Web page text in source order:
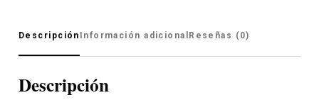
Descripción Información adicional Reseñas (0)
Descripción